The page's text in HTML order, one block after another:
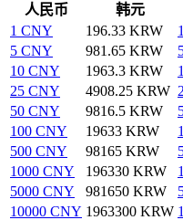
人民币
韩元
1 CNY
196.33 KRW
5 CNY
981.65 KRW
10 CNY
1963.3 KRW
25 CNY
4908.25 KRW
50 CNY
9816.5 KRW
100 CNY
19633 KRW
500 CNY
98165 KRW
1000 CNY
196330 KRW
5000 CNY
981650 KRW
10000 CNY 1963300 KRW